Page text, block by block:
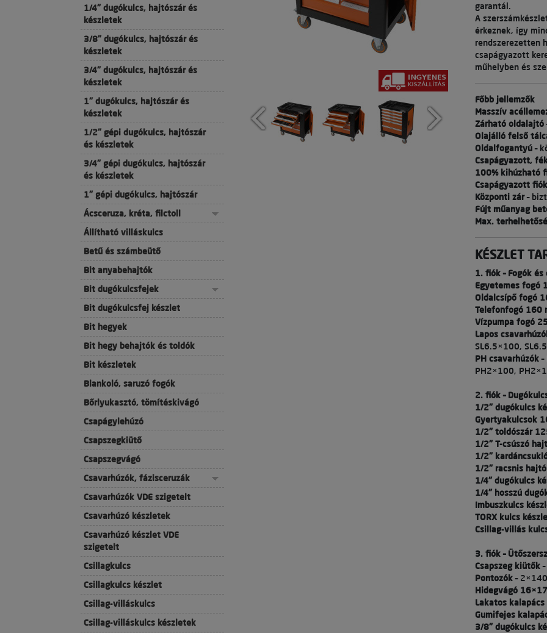
1/4" dugókulcs, hajtószár és
készletek
3/8" dugókulcs, hajtószár és
készletek
3/4" dugókulcs, hajtószár és
készletek
1" dugókulcs, hajtószár és
készletek
1/2" gépi dugókulcs, hajtószár
és készletek
3/4" gépi dugókulcs, hajtószár
és készletek
1" gépi dugókulcs, hajtószár
Ácsceruza, kréta, filctoll
Állítható villáskulcs
Betű és számbeütő
Bit anyabehajtók
Bit dugókulcsfejek
Bit dugókulcsfej készlet
Bit hegyek
Bit hegy behajtók és toldók
Bit készletek
Blankoló, saruzó fogók
Bőrlyukasztó, tömítéskivágó
Csapágylehúzó
Csapszegkiütő
Csapszegvágó
Csavarhúzók, fázisceruzák
Csavarhúzók VDE szigetelt
Csavarhúzó készletek
Csavarhúzó készlet VDE
szigetelt
Csillagkulcs
Csillagkulcs készlet
Csillag-villáskulcs
Csillag-villáskulcs készletek
garantál.
A
érkeznek, így
rendszerezetten
csapágyazott
műhelyben és
Főbb jellemzők
Masszív
Zárható oldalajtó
Olajálló felső
Oldalfogantyú –
Csapágyazott,
100% kihúzható
Csapágyazott
Központi zár–
Fújt műanyag
Max.
KÉSZLET
1. fiók – Fogók
Egyetemes fogó
Oldalcsípő fogó
Telefonfogó 160
Vízpumpa fogó
Lapos
SL6.5×100,
PH csavarhúzók
PH2×100,
2. fiók –
1/2" dugókulcs
Gyertyakulcsok
1/2" toldószár
1/2" T-csúszó
1/2"
1/2" racsnis
1/4" dugókulcs
1/4" hosszú
Imbuszkulcs
TORX kulcs
Csillag-villás
3. fiók –
Csapszeg kiütők
Pontozók –
Hidegvágó
Lakatos
Gumifejes
3/8" dugókulcs